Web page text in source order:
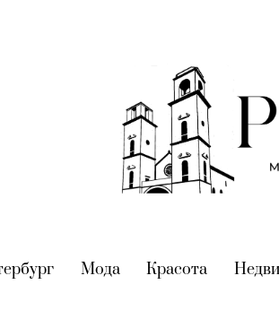
(current)
Мода(current)
Красота (current)